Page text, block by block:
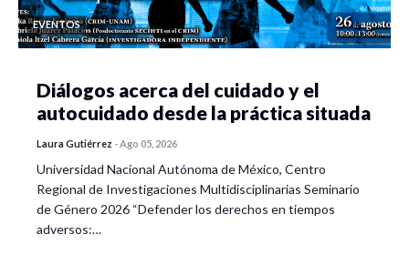
EVENTOS
Diálogos acerca del cuidado y el
autocuidado desde la práctica situada
Laura Gutiérrez -Ago 05, 2026
Universidad Nacional Autónoma de México, Centro
Regional de Investigaciones Multidisciplinarias Seminario
de Género 2026 “Defender los derechos en tiempos
adversos:…